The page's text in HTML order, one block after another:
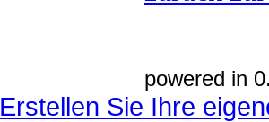
powered in
Erstellen Sie Ihre